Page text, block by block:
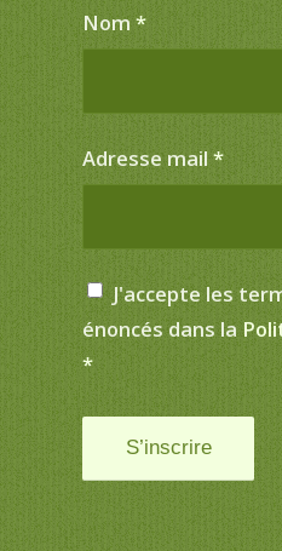
Nom*
Adresse mail*
J'accepte les
énoncés dans la
*